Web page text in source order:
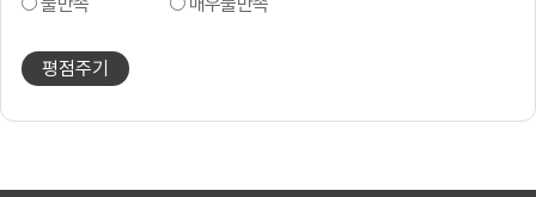
불만족
매우불만족
평점주기